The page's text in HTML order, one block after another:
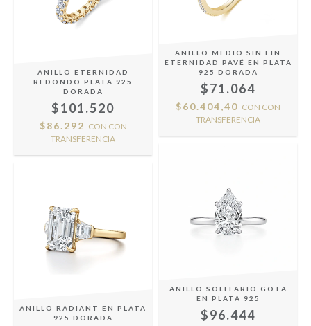
ANILLO ETERNIDAD
REDONDO PLATA 925
DORADA
$101.520
$86.292 CON CON
TRANSFERENCIA
ANILLO MEDIO SIN FIN
ETERNIDAD PAVÉ EN PLATA
925 DORADA
$71.064
$60.404,40 CON CON
TRANSFERENCIA
ANILLO RADIANT EN PLATA
925 DORADA
ANILLO SOLITARIO GOTA
EN PLATA 925
$96.444